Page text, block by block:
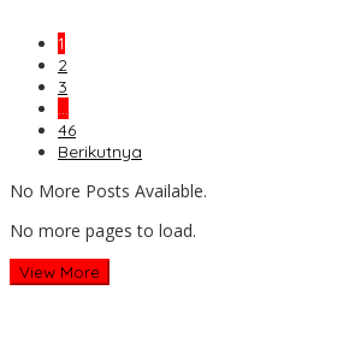
1
2
3
…
46
Berikutnya
No More Posts Available.
No more pages to load.
View More